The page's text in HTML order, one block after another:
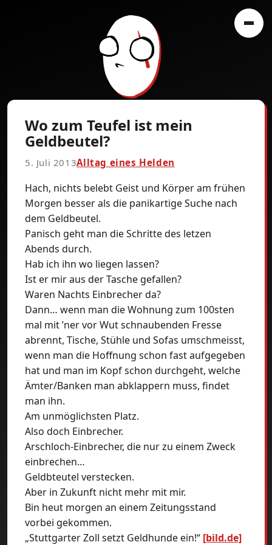
Wo zum Teufel ist mein
Geldbeutel?
5. Juli 2013Alltag eines Helden
Hach, nichts belebt Geist und Körper am frühen
Morgen besser als die panikartige Suche nach
dem Geldbeutel.
Panisch geht man die Schritte des letzen
Abends durch.
Hab ich ihn wo liegen lassen?
Ist er mir aus der Tasche gefallen?
Waren Nachts Einbrecher da?
Dann… wenn man die Wohnung zum 100sten
mal mit ’ner vor Wut schnaubenden Fresse
abrennt, Tische, Stühle und Sofas umschmeisst,
wenn man die Hoffnung schon fast aufgegeben
hat und man im Kopf schon durchgeht, welche
Ämter/Banken man abklappern muss, findet
man ihn.
Am unmöglichsten Platz.
Also doch Einbrecher.
Arschloch-Einbrecher, die nur zu einem Zweck
einbrechen…
Geldbteutel verstecken.
Aber in Zukunft nicht mehr mit mir.
Bin heut morgen an einem Zeitungsstand
vorbei gekommen.
„Stuttgarter Zoll setzt Geldhunde ein!“ [bild.de]